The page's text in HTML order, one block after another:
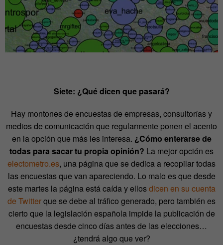
Siete: ¿Qué dicen que pasará?
Hay montones de encuestas de empresas, consultorías y
medios de comunicación que regularmente ponen el acento
en la opción que más les interesa. ¿Cómo enterarse de
todas para sacar tu propia opinión? La mejor opción es
electometro.es, una página que se dedica a recopilar todas
las encuestas que van apareciendo. Lo malo es que desde
este martes la página está caída y ellosdicen en su cuenta
de Twitterque se debe al tráfico generado, pero también es
cierto que la legislación española impide la publicación de
encuestas desde cinco días antes de las elecciones…
¿tendrá algo que ver?